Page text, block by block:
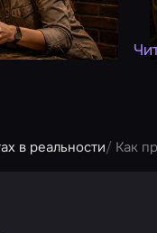
в реальности Как